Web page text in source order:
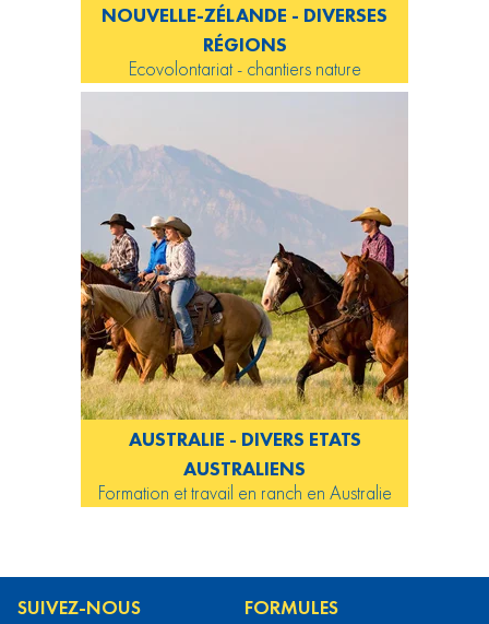
NOUVELLE-ZÉLANDE - DIVERSES
RÉGIONS
Ecovolontariat - chantiers nature
AUSTRALIE - DIVERS ETATS
AUSTRALIENS
Formation et travail en ranch en Australie
SUIVEZ-NOUS FORMULES